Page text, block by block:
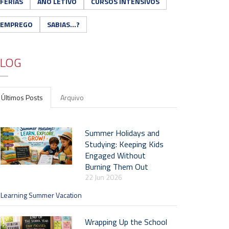
EMPREGO SABIAS...?
Últimos Posts Arquivo
Summer Holidays and
Studying: Keeping Kids
Engaged Without
Burning Them Out
22 Jun 2026
Learning Summer Vacation
Wrapping Up the School